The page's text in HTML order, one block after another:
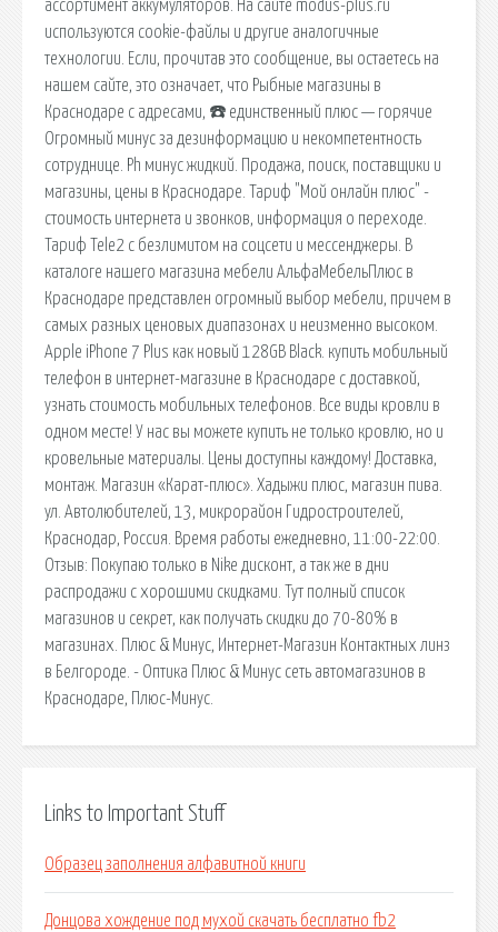
ассортимент аккумуляторов. На сайте modus-plus.ru
используются cookie-файлы и другие аналогичные
технологии. Если, прочитав это сообщение, вы остаетесь на
нашем сайте, это означает, что Рыбные магазины в
Краснодаре с адресами, ☎️ единственный плюс — горячие
Огромный минус за дезинформацию и некомпетентность
сотруднице. Ph минус жидкий. Продажа, поиск, поставщики и
магазины, цены в Краснодаре. Тариф "Мой онлайн плюс" -
стоимость интернета и звонков, информация о переходе.
Тариф Tele2 с безлимитом на соцсети и мессенджеры. В
каталоге нашего магазина мебели АльфаМебельПлюс в
Краснодаре представлен огромный выбор мебели, причем в
самых разных ценовых диапазонах и неизменно высоком.
Apple iPhone 7 Plus как новый 128GB Black. купить мобильный
телефон в интернет-магазине в Краснодаре с доставкой,
узнать стоимость мобильных телефонов. Все виды кровли в
одном месте! У нас вы можете купить не только кровлю, но и
кровельные материалы. Цены доступны каждому! Доставка,
монтаж. Магазин «Карат-плюс». Хадыжи плюс, магазин пива.
ул. Автолюбителей, 13, микрорайон Гидростроителей,
Краснодар, Россия. Время работы ежедневно, 11:00-22:00.
Отзыв: Покупаю только в Nike дисконт, а так же в дни
распродажи c хорошими скидками. Тут полный список
магазинов и секрет, как получать скидки до 70-80% в
магазинах. Плюс & Минус, Интернет-Магазин Контактных линз
в Белгороде. - Оптика Плюс & Минус сеть автомагазинов в
Краснодаре, Плюс-Минус.
Links to Important Stuff
Образец заполнения алфавитной книги
Донцова хождение под мухой скачать бесплатно fb2